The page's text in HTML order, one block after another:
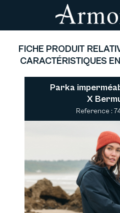
FICHE PRODUIT
CARACTÉRISTIQUES
Parka
X
Reference :